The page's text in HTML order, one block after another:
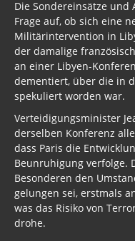
Die Sondereinsätze
Frage auf, ob sich eine
Militärintervention in
der damalige
an einer Libyen-
dementiert, über die in
spekuliert worden war.
Verteidigungsminister
derselben Konferenz
dass Paris die
Beunruhigung verfolge.
Besonderen den
gelungen sei, erstmals
was das Risiko von
drohe.